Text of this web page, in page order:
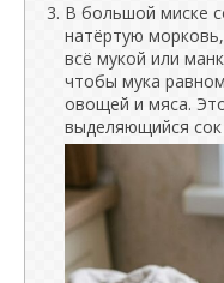
В большой миске
натёртую
всё мукой или
чтобы мука
овощей и мяса.
выделяющийся сок